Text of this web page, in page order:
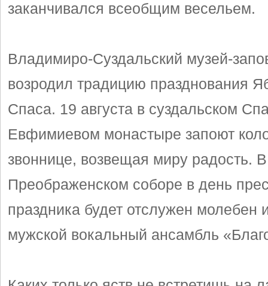
заканчивался всеобщим весельем.
Владимиро-Суздальский музей-
возродил традицию празднования
Спаса. 19 августа в суздальском
Евфимиевом монастыре запоют
звоннице, возвещая миру радость.
Преображенском соборе в день
праздника будет отслужен молебен
мужской вокальный ансамбль